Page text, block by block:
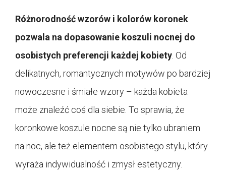
Różnorodność wzorów i kolorów koronek
pozwala na dopasowanie koszuli nocnej do
osobistych preferencji każdej kobiety . Od
delikatnych, romantycznych motywów po bardziej
nowoczesne i śmiałe wzory – każda kobieta
może znaleźć coś dla siebie. To sprawia, że
koronkowe koszule nocne są nie tylko ubraniem
na noc, ale też elementem osobistego stylu, który
wyraża indywidualność i zmysł estetyczny.